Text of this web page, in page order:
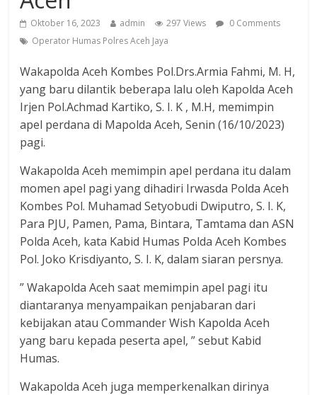
Oktober 16, 2023 admin 297 Views
0 Comments
Operator Humas Polres Aceh Jaya
Wakapolda Aceh Kombes Pol.Drs.Armia Fahmi, M. H,
yang baru dilantik beberapa lalu oleh Kapolda Aceh
Irjen Pol.Achmad Kartiko, S. I. K , M.H, memimpin
apel perdana di Mapolda Aceh, Senin (16/10/2023)
pagi.
Wakapolda Aceh memimpin apel perdana itu dalam
momen apel pagi yang dihadiri Irwasda Polda Aceh
Kombes Pol. Muhamad Setyobudi Dwiputro, S. I. K,
Para PJU, Pamen, Pama, Bintara, Tamtama dan ASN
Polda Aceh, kata Kabid Humas Polda Aceh Kombes
Pol. Joko Krisdiyanto, S. I. K, dalam siaran persnya.
” Wakapolda Aceh saat memimpin apel pagi itu
diantaranya menyampaikan penjabaran dari
kebijakan atau Commander Wish Kapolda Aceh
yang baru kepada peserta apel, ” sebut Kabid
Humas.
Wakapolda Aceh juga memperkenalkan dirinya